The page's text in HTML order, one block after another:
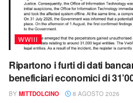
WWIII
Ripartono i furti di dati
beneficiari economici di
BY MITTDOLCINO 8 AGOSTO 2026